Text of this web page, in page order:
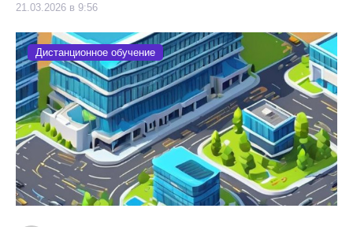
21.03.2026 в 9:56
Дистанционное обучение